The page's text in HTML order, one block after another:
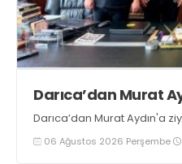
Darıca’dan Murat
Darıca’dan Murat Aydın'a
06 Ağustos 2026 Perşembe